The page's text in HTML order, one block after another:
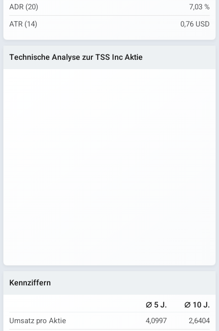
ADR (20)
7,03 %
ATR (14)
0,76 USD
Technische Analyse zur TSS Inc Aktie
Kennziffern
⌀ 5 J. ⌀ 10 J.
Umsatz pro Aktie 4,0997
2,6404